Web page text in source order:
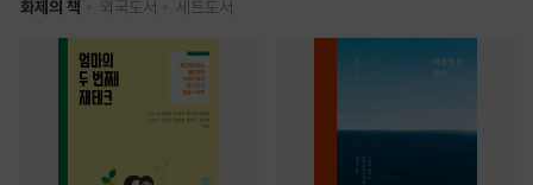
화제의 책 외국도서 세트도서